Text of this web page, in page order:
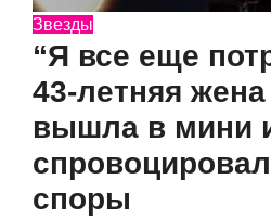
Звезды
“Я все еще
43-летняя
вышла в мини
споры